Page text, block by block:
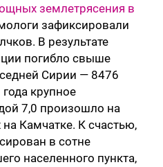
землетрясения в
зафиксировали
В результате
погибло свыше
Сирии — 8476
крупное
7,0 произошло на
Камчатке. К счастью,
в сотне
населенного пункта,